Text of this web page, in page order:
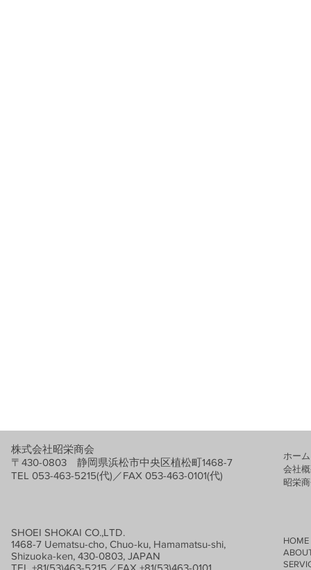
株式会社昭栄商会
〒430-0803 静岡県浜松市中央区植松町1468-7
TEL 053-463-5215(代)／FAX 053-463-0101(代)
ホーム
会社
昭栄
SHOEI SHOKAI CO.,LTD.
1468-7 Uematsu-cho, Chuo-ku, Hamamatsu-shi,
Shizuoka-ken, 430-0803, JAPAN
TEL +81(53)463-5215／FAX +81(53)463-0101
HOME